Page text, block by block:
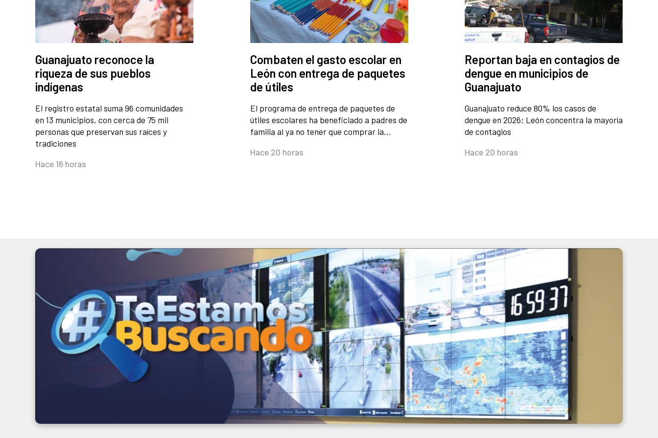
Guanajuato reconoce la
riqueza de sus pueblos
indígenas
El registro estatal suma 96 comunidades
en 13 municipios, con cerca de 75 mil
personas que preservan sus raíces y
tradiciones
Hace 16 horas
Combaten el gasto escolar en
León con entrega de paquetes
de útiles
El programa de entrega de paquetes de
útiles escolares ha beneficiado a padres de
familia al ya no tener que comprar la…
Hace 20 horas
Reportan baja en contagios de
dengue en municipios de
Guanajuato
Guanajuato reduce 80% los casos de
dengue en 2026; León concentra la mayoría
de contagios
Hace 20 horas